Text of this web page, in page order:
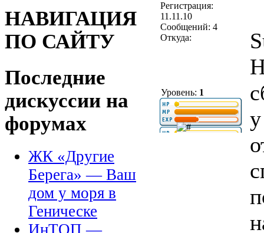
НАВИГАЦИЯ
ПО САЙТУ
Последние
дискуссии на
форумах
ЖК «Другие
Берега» — Ваш
дом у моря в
Геническе
Регистрация:
11.11.10
Сообщений: 4
Откуда:
Уровень: 1